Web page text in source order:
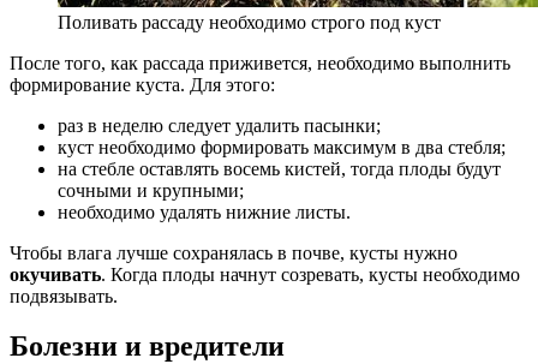
Поливать рассаду необходимо строго под куст
После того, как рассада приживется, необходимо выполнить
формирование куста. Для этого:
раз в неделю следует удалить пасынки;
куст необходимо формировать максимум в два стебля;
на стебле оставлять восемь кистей, тогда плоды будут
сочными и крупными;
необходимо удалять нижние листы.
Чтобы влага лучше сохранялась в почве, кусты нужно
окучивать. Когда плоды начнут созревать, кусты необходимо
подвязывать.
Болезни и вредители